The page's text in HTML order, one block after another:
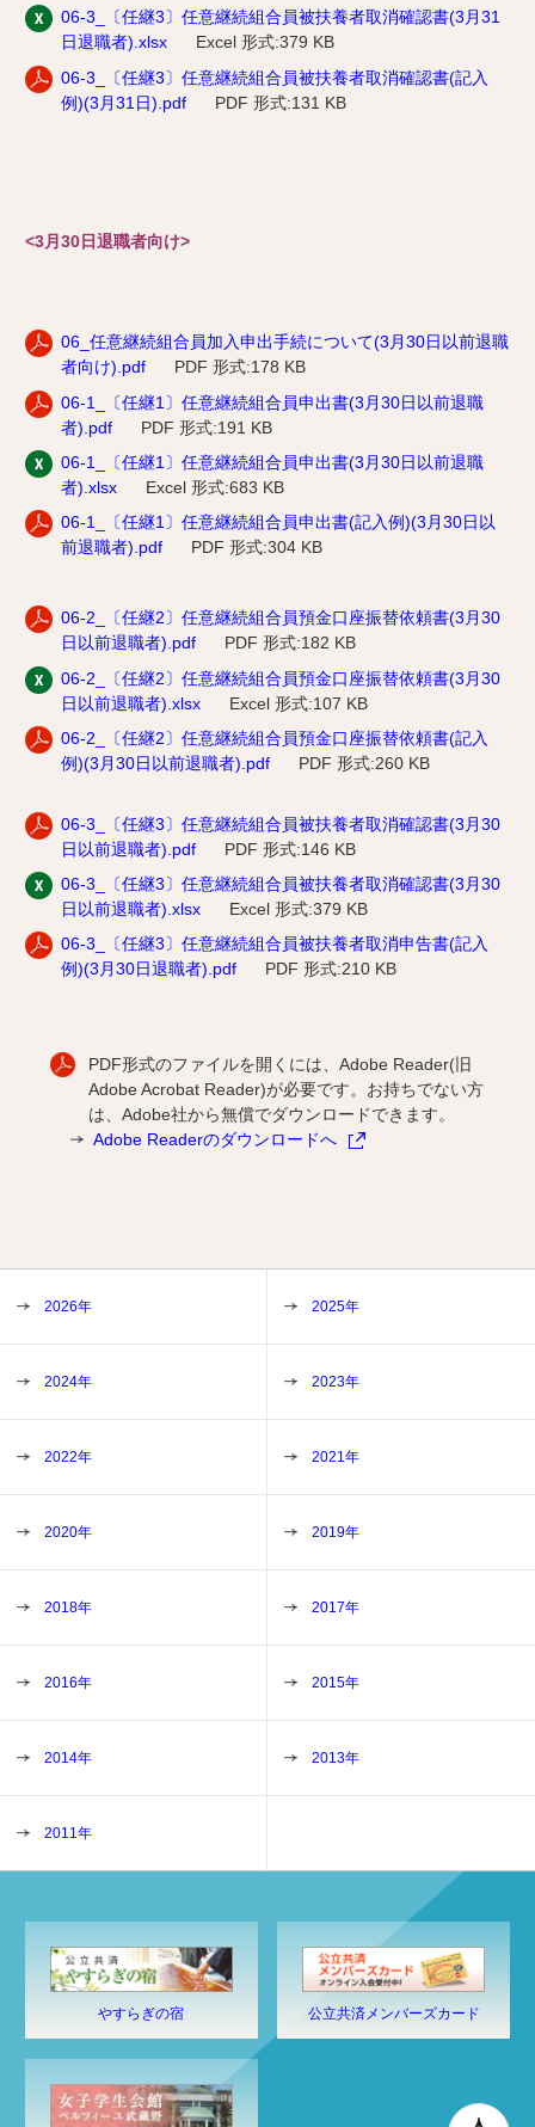
06-3_〔任継3〕任意継続組合員被扶養者取消確認書(3月31
日退職者).xlsx
Excel 形式:379 KB
06-3_〔任継3〕任意継続組合員被扶養者取消確認書(記入
例)(3月31日).pdf
PDF 形式:131 KB
<3月30日退職者向け>
06_任意継続組合員加入申出手続について(3月30日以前退職
者向け).pdf
PDF 形式:178 KB
06-1_〔任継1〕任意継続組合員申出書(3月30日以前退職
者).pdf
PDF 形式:191 KB
06-1_〔任継1〕任意継続組合員申出書(3月30日以前退職
者).xlsx
Excel 形式:683 KB
06-1_〔任継1〕任意継続組合員申出書(記入例)(3月30日以
前退職者).pdf
PDF 形式:304 KB
06-2_〔任継2〕任意継続組合員預金口座振替依頼書(3月30
日以前退職者).pdf
PDF 形式:182 KB
06-2_〔任継2〕任意継続組合員預金口座振替依頼書(3月30
日以前退職者).xlsx
Excel 形式:107 KB
06-2_〔任継2〕任意継続組合員預金口座振替依頼書(記入
例)(3月30日以前退職者).pdf
PDF 形式:260 KB
06-3_〔任継3〕任意継続組合員被扶養者取消確認書(3月30
日以前退職者).pdf
PDF 形式:146 KB
06-3_〔任継3〕任意継続組合員被扶養者取消確認書(3月30
日以前退職者).xlsx
Excel 形式:379 KB
06-3_〔任継3〕任意継続組合員被扶養者取消申告書(記入
例)(3月30日退職者).pdf
PDF 形式:210 KB
PDF形式のファイルを開くには、Adobe Reader(旧
Adobe Acrobat Reader)が必要です。お持ちでない方
は、Adobe社から無償でダウンロードできます。
Adobe Readerのダウンロードへ
2026年 2025年
2024年 2023年
2022年 2021年
2020年 2019年
2018年 2017年
2016年 2015年
2014年 2013年
2011年
やすらぎの宿 公立共済メンバーズカード